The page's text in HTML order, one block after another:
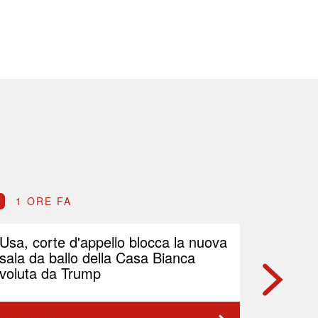
1 ORE FA
Usa, corte d'appello blocca la nuova
sala da ballo della Casa Bianca
voluta da Trump